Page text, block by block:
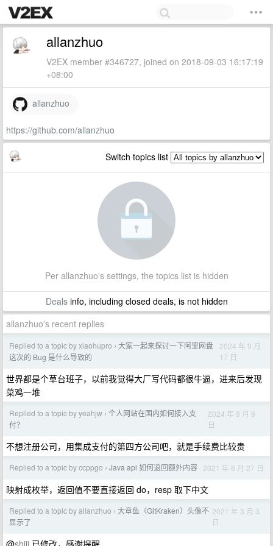
allanzhuo
V2EX member #346727, joined on 2018-09-03 16:17:19
+08:00
allanzhuo
https://github.com/allanzhuo
Switch topics list
Per allanzhuo's settings, the topics list is hidden
Dealsinfo, including closed deals, is not hidden
allanzhuo's recent replies
Replied to a topic by xiaohupro › 大家一起来探讨一下阿里网盘
这次的 Bug 是什么导致的
2024 年 9 月
17 日
世界都是个草台班子，以前我觉得大厂写代码都很牛逼，进来后发现
菜鸡一堆
Replied to a topic by yeahjw › 个人网站在国内如何接入支
付？
2024 年 9 月 9
日
不想注册公司，用集成支付的第四方公司吧，就是手续费比较贵
Replied to a topic by ccppgo › Java api 如何返回额外内容 2021 年 6 月 27 日
映射成枚举，返回值不要直接返回 do，resp 取下中文
Replied to a topic by allanzhuo › 大章鱼（GitKraken）头像不
显示了
2021 年 3 月 3
日
@shiji 已修改，感谢提醒